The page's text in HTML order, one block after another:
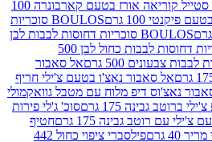
חטיף סטייל קוריאה אורז בטעם קארבונרה 100
BOULOS סוכריות
BOULOS סוכריות דחוסות לבבות לבן
BOULOS סוכריות דחוסות לבבות כחול לבן 500
אל סאבור
נאצ'ו בטעם צ'ילי חריף
מלוח עם מטבל גוואקמולי
גרם
סוכ' ג'לי פירות
175 גרם
חטיף
פילסברי ציפוי כחול 442